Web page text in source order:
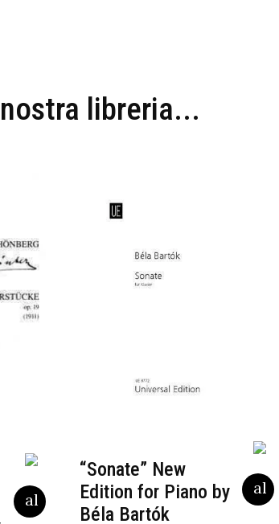
libreria...
“Sonate” New
Edition for Piano by
Béla Bartók